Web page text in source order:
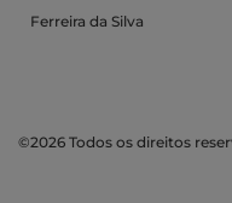
Ferreira da Silva
©2026 Todos os direitos